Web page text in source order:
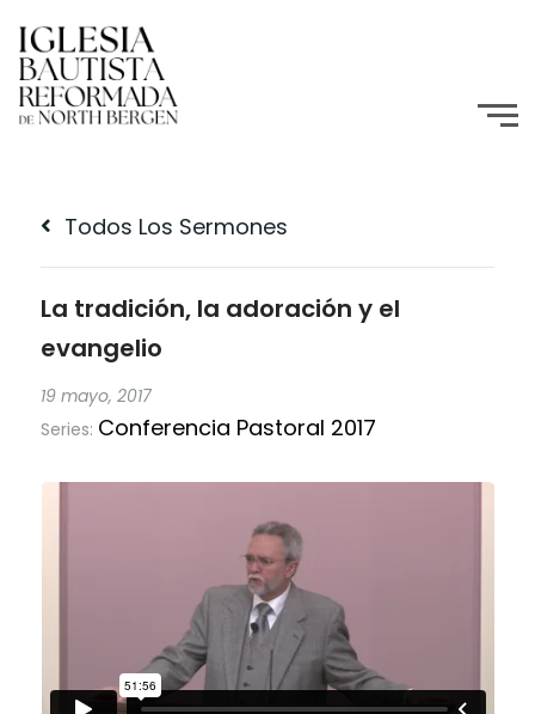
Todos Los Sermones
La tradición, la adoración y el
evangelio
19 mayo, 2017
Series: Conferencia Pastoral 2017